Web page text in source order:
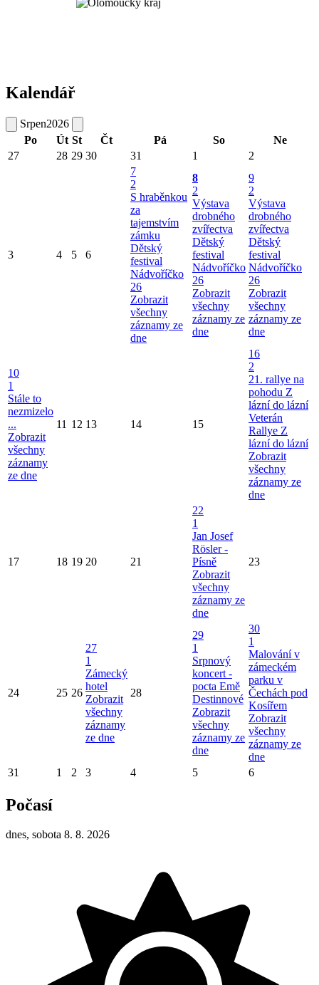
Kalendář
Srpen2026
Po
Út St Čt Pá So
Ne
27
28 29 30 31 1 2
3 4 5 6
7
2
S hraběnkou
za
tajemstvím
zámku
Dětský
festival
Nádvoříčko
26
Zobrazit
všechny
záznamy ze
dne
8
2
Výstava
drobného
zvířectva
Dětský
festival
Nádvoříčko
26
Zobrazit
všechny
záznamy ze
dne
9
2
Výstava
drobného
zvířectva
Dětský
festival
Nádvoříčko
26
Zobrazit
všechny
záznamy ze
dne
10
1
Stále to
nezmizelo
...
Zobrazit
všechny
záznamy
ze dne
11 12 13 14 15
16
2
21. rallye na
pohodu Z
lázní do lázní
Veterán
Rallye Z
lázní do lázní
Zobrazit
všechny
záznamy ze
dne
17 18 19 20 21
22
1
Jan Josef
Rösler -
Písně
Zobrazit
všechny
záznamy ze
dne
23
24 25 26
27
1
Zámecký
hotel
Zobrazit
všechny
záznamy
ze dne
28
29
1
Srpnový
koncert -
pocta Emě
Destinnové
Zobrazit
všechny
záznamy ze
dne
30
1
Malování v
zámeckém
parku v
Čechách pod
Kosířem
Zobrazit
všechny
záznamy ze
dne
31
1 2 3 4 5 6
Počasí
dnes, sobota 8. 8. 2026